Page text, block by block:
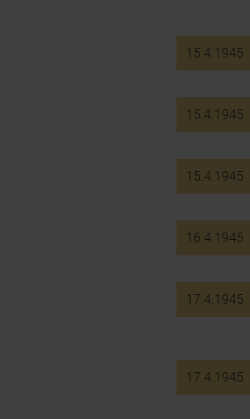
15.4.1945
15.4.1945
15.4.1945
16.4.1945
17.4.1945
17.4.1945